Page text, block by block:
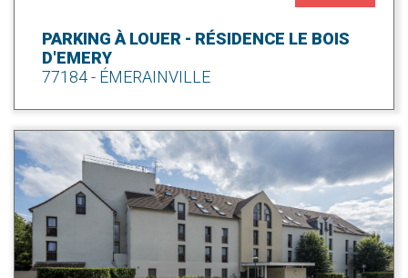
PARKING À LOUER - RÉSIDENCE LE BOIS
D'EMERY
77184 - ÉMERAINVILLE